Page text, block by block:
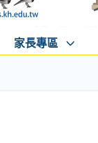
家長專區